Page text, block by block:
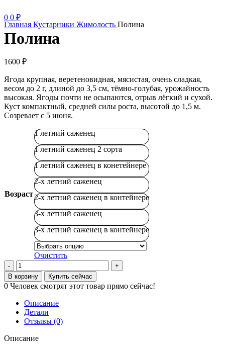
0 0 ₽
Главная Кустарники Жимолость Полина
Полина
1600 ₽
Ягода крупная, веретеновидная, мясистая, очень сладкая,
весом до 2 г, длиной до 3,5 см, тёмно-голубая, урожайность
высокая. Ягоды почти не осыпаются, отрыв лёгкий и сухой.
Куст компактный, средней силы роста, высотой до 1,5 м.
Созревает с 5 июня.
Возраст
1 летний саженец
1 летний саженец 2 сорта
1 летний саженец в конетейнере
2-х летний саженец
2-х летний саженец в контейнере
3-х летний саженец
3-х летний саженец в контейнере
Очистить
Количество
товара
Полина
В корзину Купить сейчас
0 Человек смотрят этот товар прямо сейчас!
Описание
Детали
Отзывы (0)
Описание